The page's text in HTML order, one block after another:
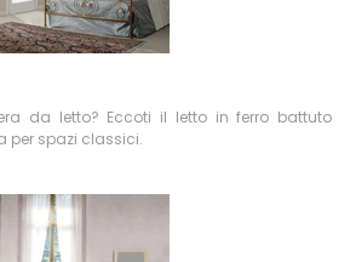
da letto? Eccoti il letto in ferro battuto
per spazi classici.